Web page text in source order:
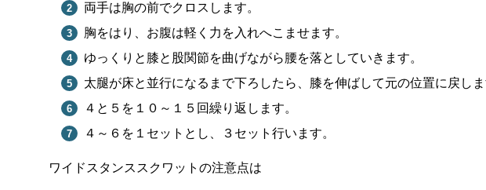
両手は胸の前でクロスします。
胸をはり、お腹は軽く力を入れへこませます。
ゆっくりと膝と股関節を曲げながら腰を落としていきます。
太腿が床と並行になるまで下ろしたら、膝を伸ばして元の位置に戻しま
４と５を１０～１５回繰り返します。
４～６を１セットとし、３セット行います。
ワイドスタンススクワットの注意点は